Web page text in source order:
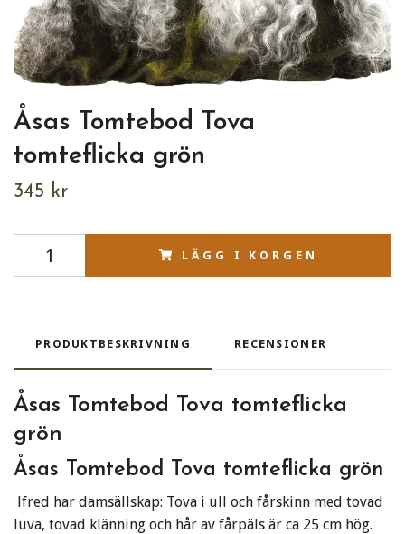
Åsas Tomtebod Tova
tomteflicka grön
345 kr
LÄGG I KORGEN
PRODUKTBESKRIVNING RECENSIONER
Åsas Tomtebod Tova tomteflicka
grön
Åsas Tomtebod Tova tomteflicka grön
lfred har damsällskap: Tova i ull och fårskinn med tovad
luva, tovad klänning och hår av fårpäls är ca 25 cm hög.